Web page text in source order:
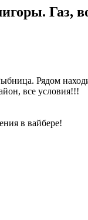
Газ,
Рядом
все условия!!!
в вайбере!